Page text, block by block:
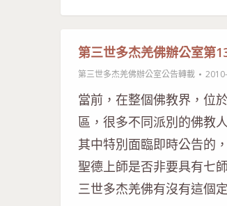
第三世多杰羌佛辦公室第
第三世多杰羌佛辦公室公告轉載
當前，在整個佛教界，位
區，很多不同派別的佛教
其中特別面臨即時公告的
聖德上師是否非要具有七
三世多杰羌佛有沒有這個